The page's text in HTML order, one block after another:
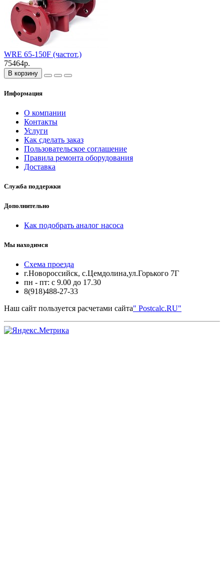
WRE 65-150F (частот.)
75464р.
В корзину
Информация
О компании
Контакты
Услуги
Как сделать заказ
Пользовательское соглашение
Правила ремонта оборудования
Доставка
Служба поддержки
Дополнительно
Как подобрать аналог насоса
Мы находимся
Схема проезда
г.Новороссийск, с.Цемдолина,ул.Горького 7Г
пн - пт: с 9.00 до 17.30
8(918)488-27-33
Наш сайт пользуется расчетами сайта" Postcalc.RU"